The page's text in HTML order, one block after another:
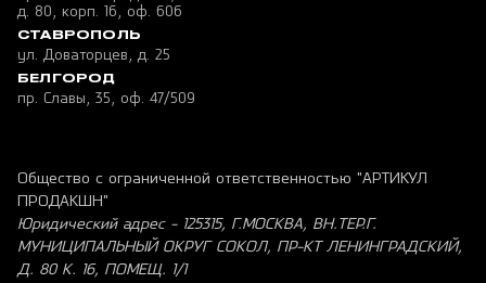
д. 80, корп. 16, оф. 606
СТАВРОПОЛЬ
ул. Доваторцев, д. 25
БЕЛГОРОД
пр. Славы, 35, оф. 47/509
Общество с ограниченной ответственностью "АРТИКУЛ
ПРОДАКШН"
Юридический адрес - 125315, Г.МОСКВА, ВН.ТЕР.Г.
МУНИЦИПАЛЬНЫЙ ОКРУГ СОКОЛ, ПР-КТ ЛЕНИНГРАДСКИЙ,
Д. 80 К. 16, ПОМЕЩ. 1/1